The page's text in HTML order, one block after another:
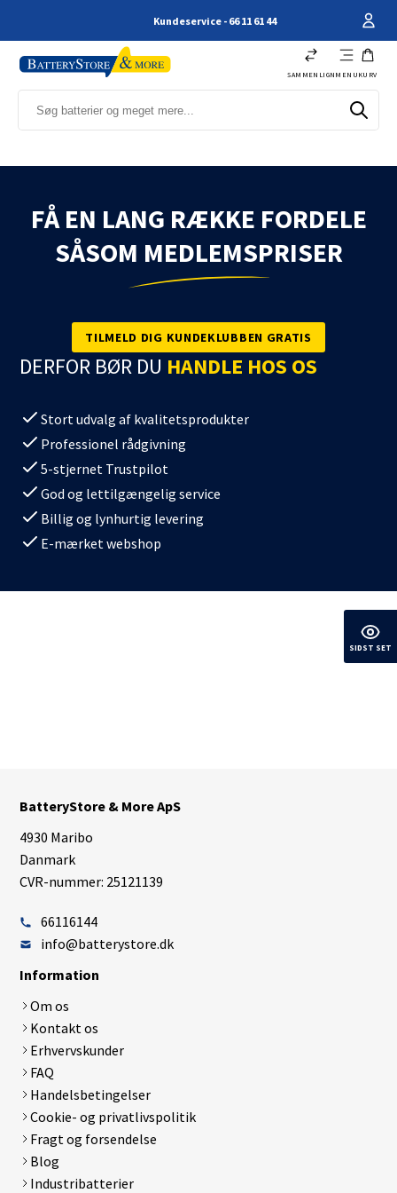
Kundeservice - 66 11 61 44
SAMMENLIGN MENU KURV
FÅ EN LANG RÆKKE FORDELE
SÅSOM MEDLEMSPRISER
TILMELD DIG KUNDEKLUBBEN GRATIS
DERFOR BØR DU HANDLE HOS OS
Stort udvalg af kvalitetsprodukter
Professionel rådgivning
5-stjernet Trustpilot
God og lettilgængelig service
Billig og lynhurtig levering
E-mærket webshop
BatteryStore & More ApS
4930 Maribo
Danmark
CVR-nummer: 25121139
66116144
info@batterystore.dk
Information
Om os
Kontakt os
Erhvervskunder
FAQ
Handelsbetingelser
Cookie- og privatlivspolitik
Fragt og forsendelse
Blog
Industribatterier
SIDST SET